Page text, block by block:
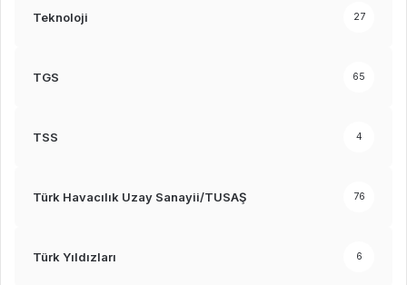
Teknoloji 27
TGS 65
TSS 4
Türk Havacılık Uzay Sanayii/TUSAŞ 76
Türk Yıldızları 6